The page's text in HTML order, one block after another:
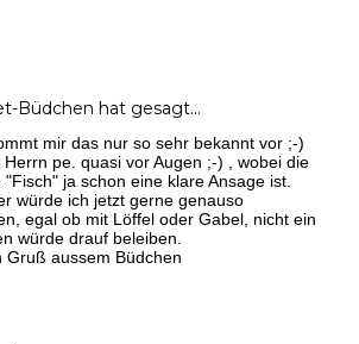
Büdchen hat gesagt…
mir das nur so sehr bekannt vor ;-)
Herrn pe. quasi vor Augen ;-) , wobei die
"Fisch" ja schon eine klare Ansage ist.
würde ich jetzt gerne genauso
egal ob mit Löffel oder Gabel, nicht ein
würde drauf beleiben.
Gruß aussem Büdchen